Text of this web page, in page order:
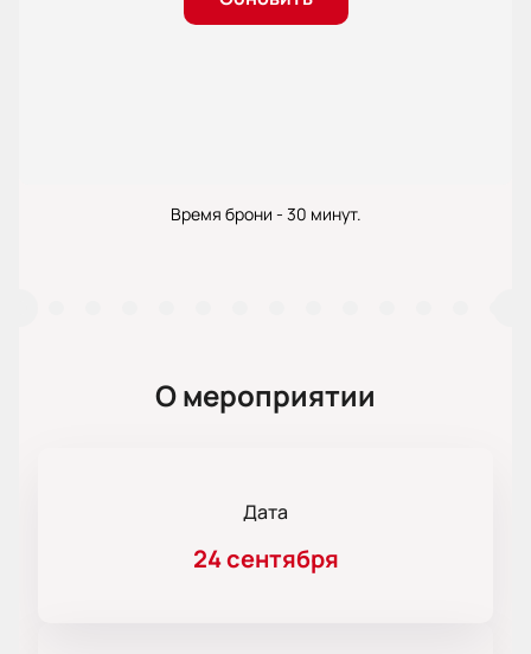
Время брони - 30 минут.
О мероприятии
Дата
24 сентября